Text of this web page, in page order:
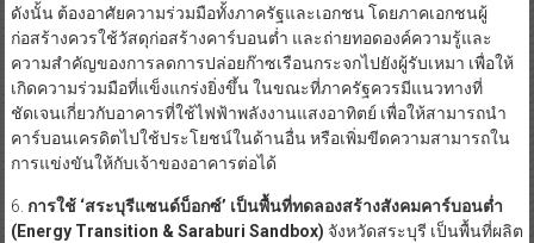
ดังนั้น ต้องอาศัยความร่วมมือทั้งภาครัฐและเอกชน โดยภาคเอกชนผู้
ก่อสร้างควรใช้วัสดุก่อสร้างคาร์บอนต่ำ และถ่ายทอดองค์ความรู้และ
ความสำคัญของการลดการปล่อยก๊าซเรือนกระจกไปยังผู้รับเหมา เพื่อให้
เกิดความร่วมมือที่แข็งแกร่งยิ่งขึ้น ในขณะที่ภาครัฐควรมีแนวทางที่
ชัดเจนเกี่ยวกับอาคารที่ใช้ไฟฟ้าพลังงานแสงอาทิตย์ เพื่อให้สามารถนำ
คาร์บอนเครดิตไปใช้ประโยชน์ในด้านอื่น หรือเพิ่มขีดความสามารถใน
การแข่งขันให้กับเจ้าของอาคารต่อได้
6. การใช้ ‘สระบุรีแซนด์บ็อกซ์’ เป็นพื้นที่ทดลองสร้างสังคมคาร์บอนต่ำ
(Energy Transition & Saraburi Sandbox) จังหวัดสระบุรี เป็นพื้นที่ผลิต